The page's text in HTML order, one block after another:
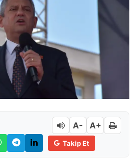
A- A+
Takip Et